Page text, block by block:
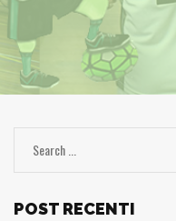
POST RECENTI